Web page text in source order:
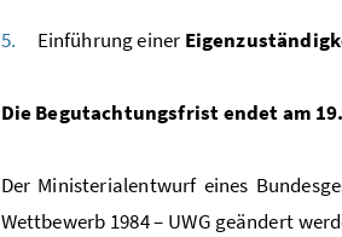
Einführung einer
Die Begutachtungsfrist endet am
Der Ministerialentwurf eines
Wettbewerb 1984 – UWG geändert